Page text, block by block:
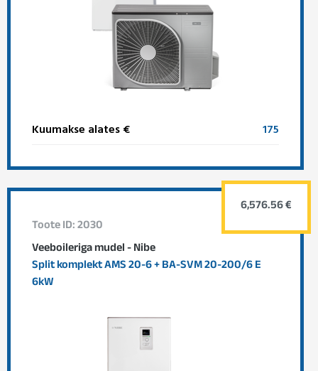
Kuumakse alates € 175
Toote ID: 2030
Veeboileriga mudel - Nibe
Split komplekt AMS 20-6 + BA-SVM 20-200/6 E
6kW
6,576.56 €